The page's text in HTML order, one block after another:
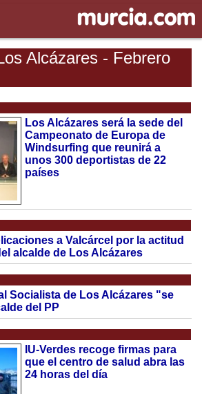
Alcázares - Febrero
Los Alcázares será la sede del
Campeonato de Europa de
Windsurfing que reunirá a
unos 300 deportistas de 22
países
a Valcárcel por la actitud
alcalde de Los Alcázares
Socialista de Los Alcázares "se
del PP
IU-Verdes recoge firmas para
que el centro de salud abra las
24 horas del día